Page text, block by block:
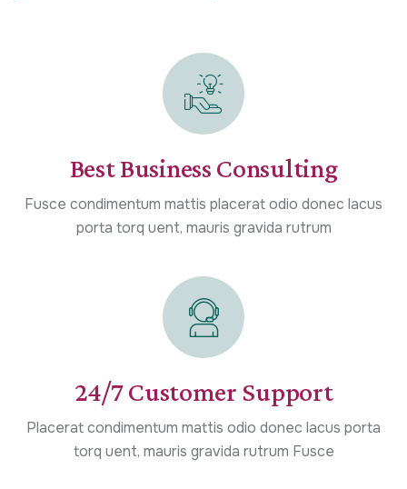
Best Business Consulting
Fusce condimentum mattis placerat odio donec lacus
porta torq uent, mauris gravida rutrum
24/7 Customer Support
Placerat condimentum mattis odio donec lacus porta
torq uent, mauris gravida rutrum Fusce